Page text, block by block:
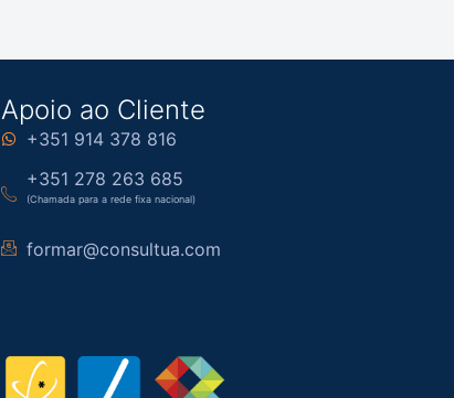
Apoio ao Cliente
+351 914 378 816
+351 278 263 685
(Chamada para a rede fixa nacional)
formar@consultua.com